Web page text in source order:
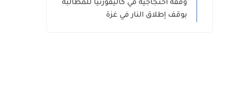
وقفة احتجاجية في كاليفورنيا للمطالبة
بوقف إطلاق النار في غزة